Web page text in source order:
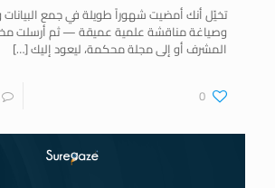
تخيّل أنك أمضيت شهوراً طويلة في جمع البيانات
وصياغة مناقشة علمية عميقة — ثم أرسلت
المشرف أو إلى مجلة محكمة، ليعود إليك[…]
0